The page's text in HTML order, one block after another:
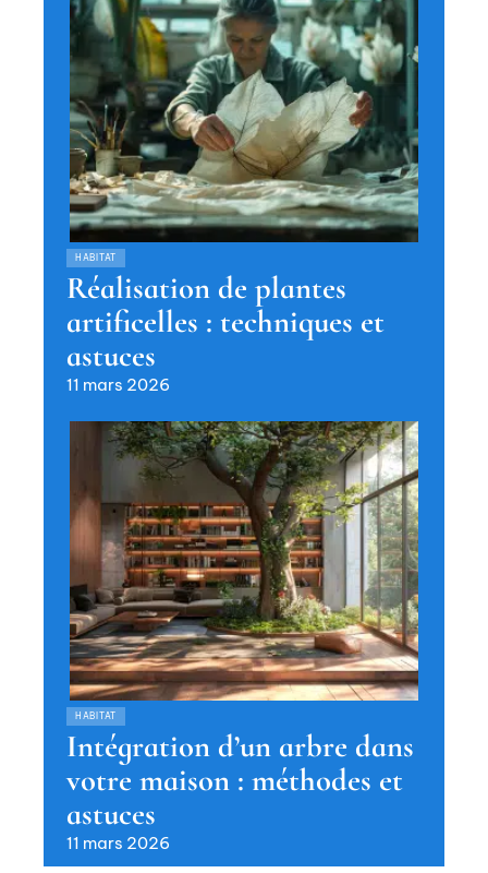
HABITAT
Réalisation de plantes
artificelles : techniques et
astuces
11 mars 2026
HABITAT
Intégration d’un arbre dans
votre maison : méthodes et
astuces
11 mars 2026